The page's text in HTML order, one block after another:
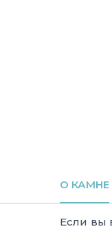
О КАМНЕ
Если вы